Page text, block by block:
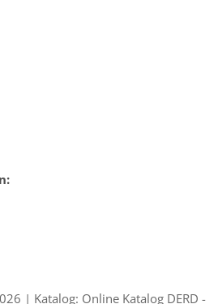
| Katalog: Online Katalog DERD -